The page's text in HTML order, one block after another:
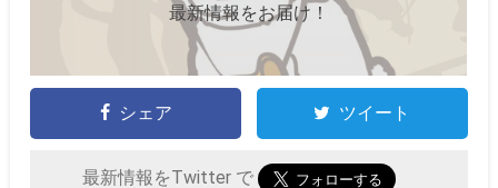
最新情報をお届け！
シェア ツイート
最新情報をTwitter で